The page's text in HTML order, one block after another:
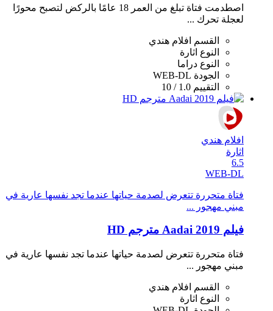
اصطدمت فتاة تبلغ من العمر 18 عامًا بالركض لتصبح محورًا
لعجلة تحرك ...
القسم
افلام هندي
النوع اثارة
النوع دراما
الجودة WEB-DL
التقييم 1.0 / 10
افلام هندي
اثارة
6.5
WEB-DL
فتاة متحررة تتعرض لصدمة حياتها عندما تجد نفسها عارية في
مبني مهجور ...
فيلم Aadai 2019 مترجم HD
فتاة متحررة تتعرض لصدمة حياتها عندما تجد نفسها عارية في
مبني مهجور ...
القسم
افلام هندي
النوع اثارة